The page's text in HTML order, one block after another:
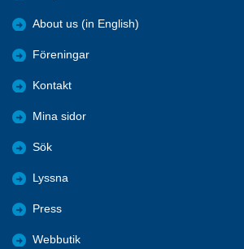
About us (in English)
Föreningar
Kontakt
Mina sidor
Sök
Lyssna
Press
Webbutik